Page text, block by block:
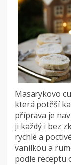
Masarykovo
která potěší
příprava je
ji každý i bez
rychlé a
vanilkou a
podle receptu